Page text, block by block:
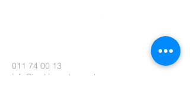
011 74 00 13
info@kerkinzonhoven.be